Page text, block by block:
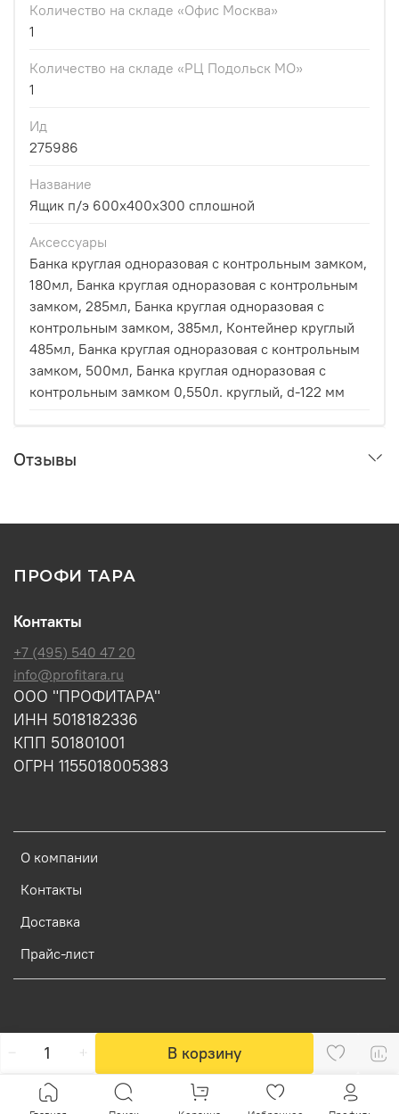
В корзину
Количество на складе «Офис Москва»
1
Количество на складе «РЦ Подольск МО»
1
Ид
275986
Название
Ящик п/э 600х400х300 сплошной
Аксессуары
Банка круглая одноразовая с контрольным замком,
180мл, Банка круглая одноразовая с контрольным
замком, 285мл, Банка круглая одноразовая с
контрольным замком, 385мл, Контейнер круглый
485мл, Банка круглая одноразовая с контрольным
замком, 500мл, Банка круглая одноразовая с
контрольным замком 0,550л. круглый, d-122 мм
Отзывы
ПРОФИ ТАРА
О компании
Контакты
Доставка
Прайс-лист
Контакты
+7 (495) 540 47 20
info@profitara.ru
ООО "ПРОФИТАРА"
ИНН 5018182336
КПП 501801001
ОГРН 1155018005383